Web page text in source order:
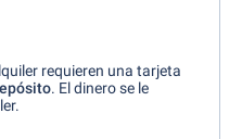
requieren una tarjeta
. El dinero se le